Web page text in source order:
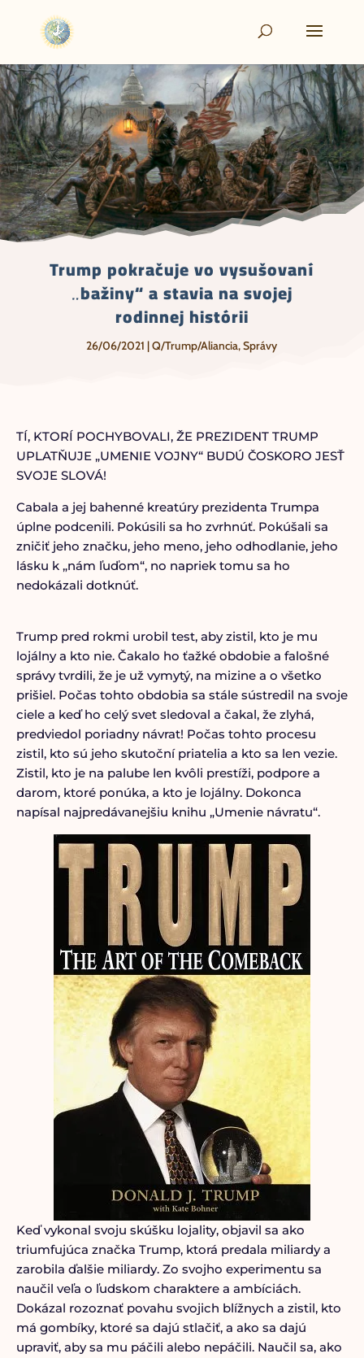
Trump pokračuje vo vysušovaní
„bažiny“ a stavia na svojej
rodinnej histórii
26/06/2021 |Q/Trump/Aliancia,Správy
TÍ, KTORÍ POCHYBOVALI, ŽE PREZIDENT TRUMP
UPLATŇUJE „UMENIE VOJNY“ BUDÚ ČOSKORO JESŤ
SVOJE SLOVÁ!
Cabala a jej bahenné kreatúry prezidenta Trumpa
úplne podcenili. Pokúsili sa ho zvrhnúť. Pokúšali sa
zničiť jeho značku, jeho meno, jeho odhodlanie, jeho
lásku k „nám ľuďom“, no napriek tomu sa ho
nedokázali dotknúť.
Trump pred rokmi urobil test, aby zistil, kto je mu
lojálny a kto nie. Čakalo ho ťažké obdobie a falošné
správy tvrdili, že je už vymytý, na mizine a o všetko
prišiel. Počas tohto obdobia sa stále sústredil na svoje
ciele a keď ho celý svet sledoval a čakal, že zlyhá,
predviedol poriadny návrat! Počas tohto procesu
zistil, kto sú jeho skutoční priatelia a kto sa len vezie.
Zistil, kto je na palube len kvôli prestíži, podpore a
darom, ktoré ponúka, a kto je lojálny. Dokonca
napísal najpredávanejšiu knihu „Umenie návratu“.
Keď vykonal svoju skúšku lojality, objavil sa ako
triumfujúca značka Trump, ktorá predala miliardy a
zarobila ďalšie miliardy. Zo svojho experimentu sa
naučil veľa o ľudskom charaktere a ambíciách.
Dokázal rozoznať povahu svojich blížnych a zistil, kto
má gombíky, ktoré sa dajú stlačiť, a ako sa dajú
upraviť, aby sa mu páčili alebo nepáčili. Naučil sa, ako